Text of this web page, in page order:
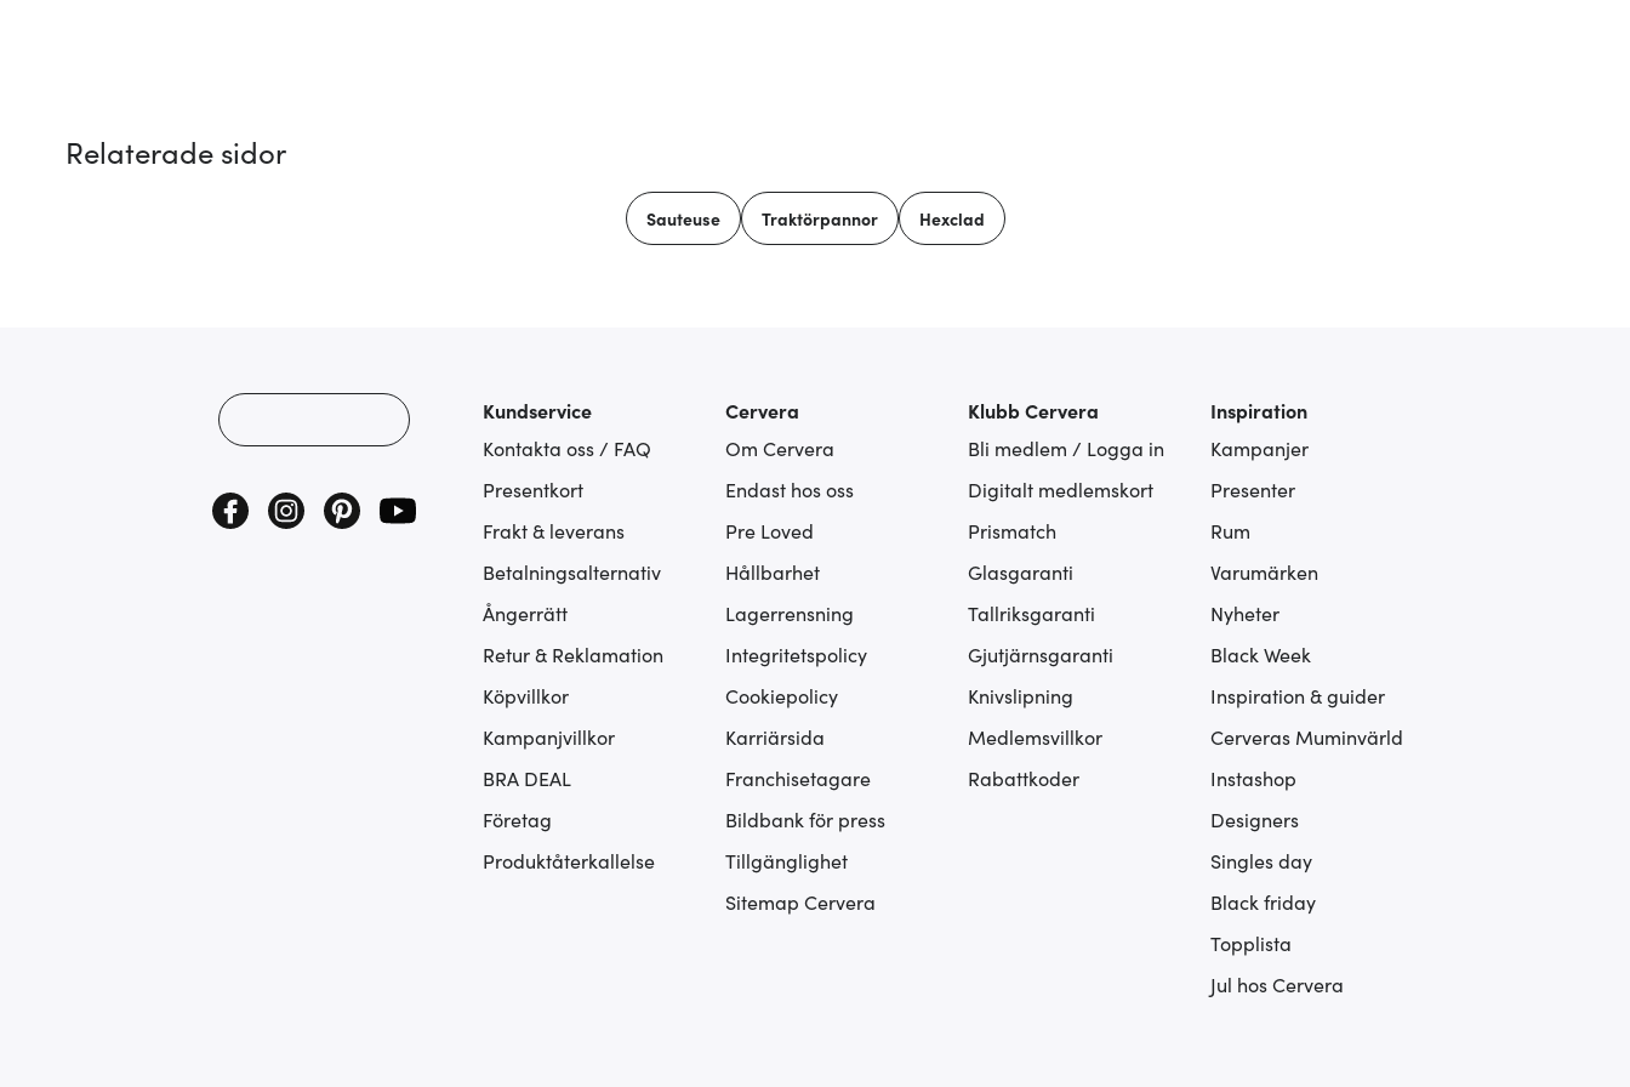
Relaterade sidor
Sauteuse Traktörpannor Hexclad
Kundservice
Kontakta oss / FAQ
Presentkort
Frakt & leverans
Betalningsalternativ
Ångerrätt
Retur & Reklamation
Köpvillkor
Kampanjvillkor
BRA DEAL
Företag
Produktåterkallelse
Cervera
Om Cervera
Endast hos oss
Pre Loved
Hållbarhet
Lagerrensning
Integritetspolicy
Cookiepolicy
Karriärsida
Franchisetagare
Bildbank för press
Tillgänglighet
Sitemap Cervera
Klubb Cervera
Bli medlem / Logga in
Digitalt medlemskort
Prismatch
Glasgaranti
Tallriksgaranti
Gjutjärnsgaranti
Knivslipning
Medlemsvillkor
Rabattkoder
Inspiration
Kampanjer
Presenter
Rum
Varumärken
Nyheter
Black Week
Inspiration & guider
Cerveras Muminvärld
Instashop
Designers
Singles day
Black friday
Topplista
Jul hos Cervera